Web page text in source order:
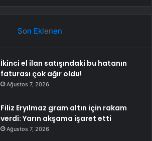
Son Eklenen
İkinci el ilan satışındaki bu hatanın
faturası çok ağır oldu!
Ağustos 7, 2026
Filiz Eryılmaz gram altın için rakam
verdi: Yarın akşama işaret etti
Ağustos 7, 2026